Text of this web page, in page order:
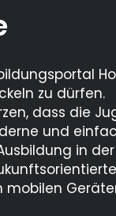
zu dürfen.
dass die
und
in